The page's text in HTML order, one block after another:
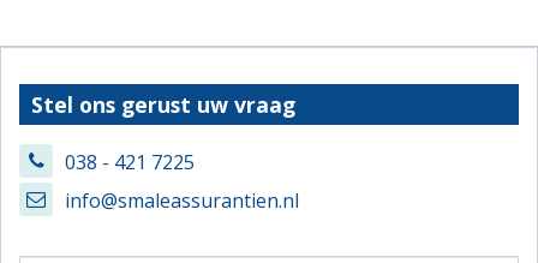
Stel ons gerust uw vraag
038 - 421 7225
info@smaleassurantien.nl